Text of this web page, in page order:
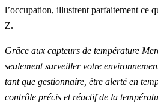
l’occupation, illustrent parfaitement ce
Z.
Grâce aux capteurs de température
seulement surveiller votre
tant que gestionnaire, être alerté en
contrôle précis et réactif de la